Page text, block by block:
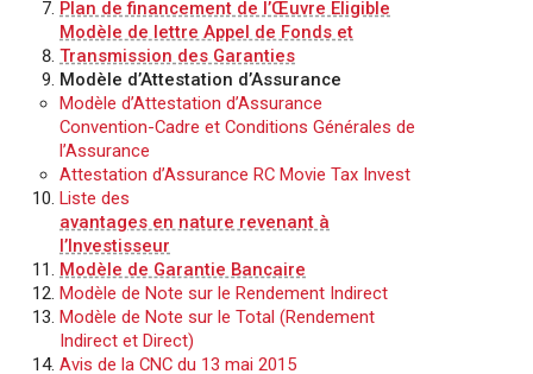
Plan de financement de l’Œuvre Eligible
Modèle de lettre Appel de Fonds et
Transmission des Garanties
Modèle d’Attestation d’Assurance
Modèle d’Attestation d’Assurance
Convention-Cadre et Conditions Générales de
l’Assurance
Attestation d’Assurance RC Movie Tax Invest
Liste des
avantages en nature revenant à
l’Investisseur
Modèle de Garantie Bancaire
Modèle de Note sur le Rendement Indirect
Modèle de Note sur le Total (Rendement
Indirect et Direct)
Avis de la CNC du 13 mai 2015